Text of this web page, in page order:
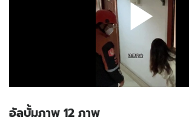
อัลบั้มภาพ 12 ภาพ